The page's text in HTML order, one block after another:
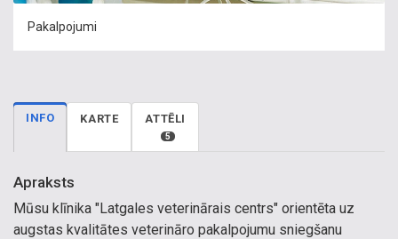
Pakalpojumi
INFO KARTE ATTĒLI
5
Apraksts
Mūsu klīnika "Latgales veterinārais centrs" orientēta uz
augstas kvalitātes veterināro pakalpojumu sniegšanu